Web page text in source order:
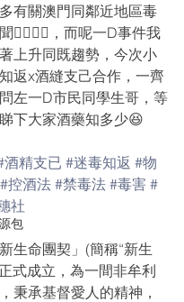
包
有關澳門同鄰近地區毒
😵‍💫😵‍💫，而呢一D事件我
上升同既趨勢，今次小
返x酒縫支己合作，一齊
左一D市民同學生哥，等
下大家酒藥知多少😆
酒精支已 #迷毒知返 #物
#控酒法 #禁毒法 #毒害 #
社
生命團契」(簡稱“新生
式成立，為一間非牟利
秉承基督愛人的精神，